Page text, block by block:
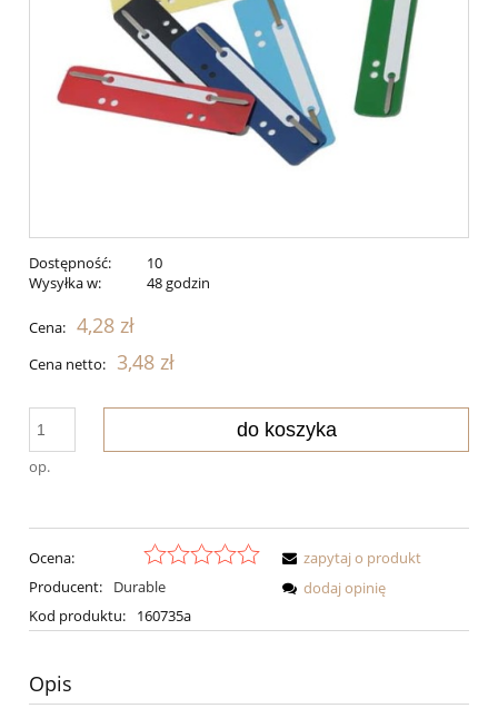
Dostępność:
10
Wysyłka w:
48 godzin
Cena: 4,28 zł
Cena netto: 3,48 zł
op.
do koszyka
Ocena:
Producent:
Durable
Kod produktu:
160735a
zapytaj o produkt
dodaj opinię
Opis